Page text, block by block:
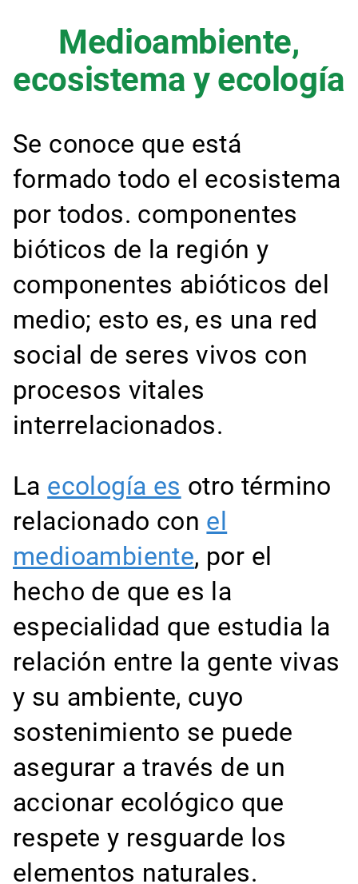
Medioambiente,
ecosistema y ecología
Se conoce que está
formado todo el ecosistema
por todos. componentes
bióticos de la región y
componentes abióticos del
medio; esto es, es una red
social de seres vivos con
procesos vitales
interrelacionados.
La ecología es otro término
relacionado con el
medioambiente, por el
hecho de que es la
especialidad que estudia la
relación entre la gente vivas
y su ambiente, cuyo
sostenimiento se puede
asegurar a través de un
accionar ecológico que
respete y resguarde los
elementos naturales.